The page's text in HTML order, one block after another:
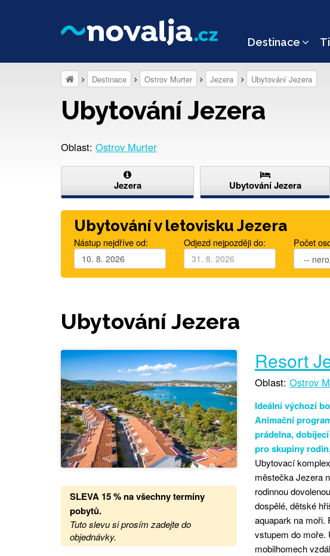
Destinace
Destinace Ostrov Murter Jezera Ubytování Jezera
Ubytování Jezera
Oblast: Ostrov Murter
Jezera Ubytování Jezera
Ubytování v letovisku Jezera
Nástup nejdříve od: Odjezd nejpozději do:
Počet
Ubytování Jezera
SLEVA 15 % navšechny termíny
pobytů.
Tuto slevu si prosím zadejte do
objednávky.
Resort
Oblast: Ostrov
Ideální výchozí
Animační
prádelna,
pro skupiny
Ubytovací
městečka Jezera
rodinnou
dospělé, dětské
aquapark na moři.
vstupem do moře.
mobilhomech